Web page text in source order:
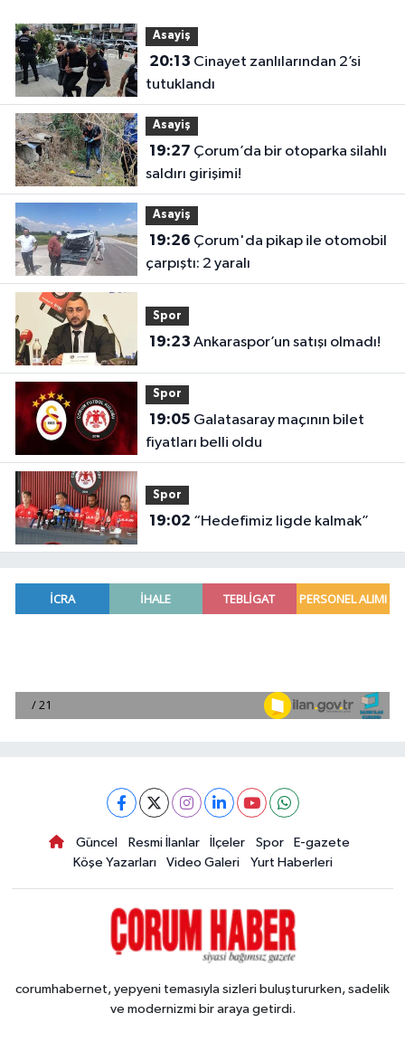
Asayiş
20:13
tutuklandı
Asayiş
19:27
saldırı girişimi!
Asayiş
19:26
çarpıştı: 2 yaralı
Spor
19:23 Ankaraspor’un satışı olmadı!
Spor
19:05
fiyatları belli oldu
Spor
19:02 “Hedefimiz ligde kalmak”
Güncel Resmi İlanlar İlçeler Spor
E-gazete
Köşe Yazarları
Video Galeri Yurt Haberleri
corumhabernet, yepyeni temasıyla sizleri buluştururken, sadelik
ve modernizmi bir araya getirdi.